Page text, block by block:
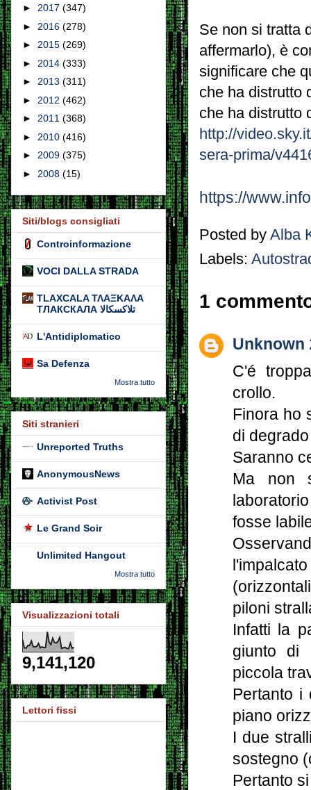
Se non si tratta
affermarlo), è
significare che
che ha distrutto
che ha distrutto
http://
sera-prima/
https://
Posted by Alba
Labels:
1
Unknown
C'é
crollo.
Finora ho
di
Saranno
Ma non
fosse
piloni
Infatti la
giunto di
piccola
Pertanto i
piano
I due
sostegno
Pertanto
► 2017 (347)
► 2016 (278)
► 2015 (269)
► 2014 (333)
► 2013 (311)
► 2012 (462)
► 2011 (368)
► 2010 (416)
► 2009 (375)
► 2008 (15)
Siti/blogs consigliati
Controinformazione
VOCI DALLA STRADA
TLAXCALA ΤΛΑΞΚΑΛΑ
ТЛАКСКАЛА تلاكسكالا
L'Antidiplomatico
Sa Defenza
Mostra tutto
Siti stranieri
Unreported Truths
AnonymousNews
Activist Post
Le Grand Soir
Unlimited Hangout
Mostra tutto
Visualizzazioni totali
9,141,120
Lettori fissi